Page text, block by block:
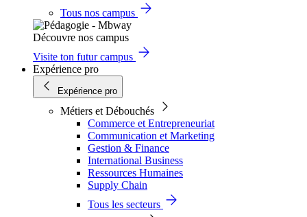
Tous nos campus
Découvre nos campus
Visite ton futur campus
Expérience pro
Expérience pro
Métiers et Débouchés
Commerce et Entrepreneuriat
Communication et Marketing
Gestion & Finance
International Business
Ressources Humaines
Supply Chain
Tous les secteurs